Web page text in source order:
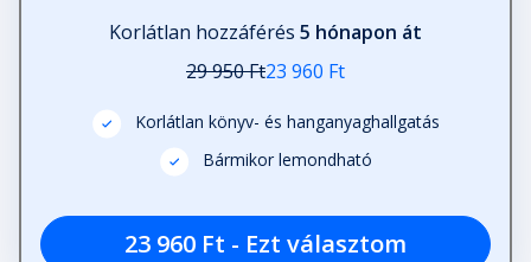
Korlátlan hozzáférés 5 hónapon át
29 950 Ft23 960 Ft
Korlátlan könyv- és hanganyaghallgatás
Bármikor lemondható
23 960 Ft - Ezt választom